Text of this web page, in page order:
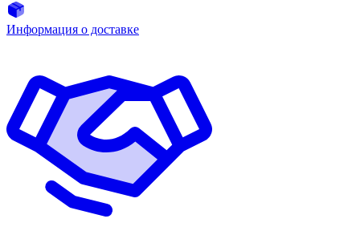
Информация о доставке